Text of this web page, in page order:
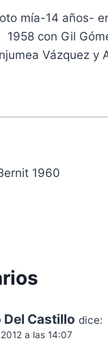
mía-14 años-
1958 con Gil
Vázquez y
1960
Castillo dice:
a las 14:07